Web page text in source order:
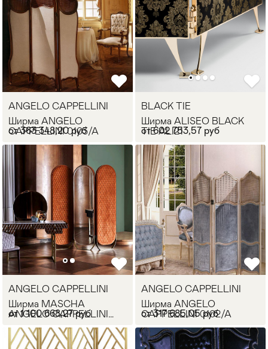
ANGELO CAPPELLINI
Ширма ANGELO
CAPPELLINI 0103/A
от 363 348,20 руб
BLACK TIE
Ширма ALISEO BLACK
TIE ALI21
от 602 753,57 руб
ANGELO CAPPELLINI
Ширма MASCHA
ANGELO CAPPELLINI
от 1 100 668,27 руб
ANGELO CAPPELLINI
Ширма ANGELO
CAPPELLINI 0102/A
от 317 685,05 руб